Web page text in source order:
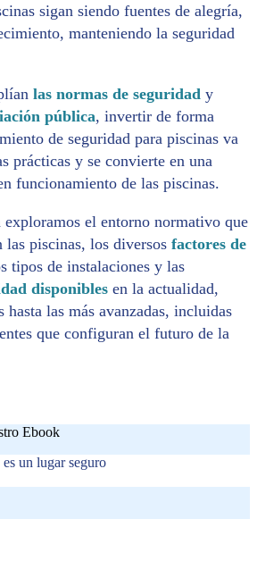
sigan siendo fuentes de alegría,
manteniendo la seguridad
las normas de seguridad y
pública, invertir de forma
de seguridad para piscinas va
prácticas y se convierte en una
funcionamiento de las piscinas.
el entorno normativo que
las piscinas, los diversos factores de
tipos de instalaciones y las
disponibles en la actualidad,
hasta las más avanzadas, incluidas
que configuran el futuro de la
Ebook
un lugar seguro